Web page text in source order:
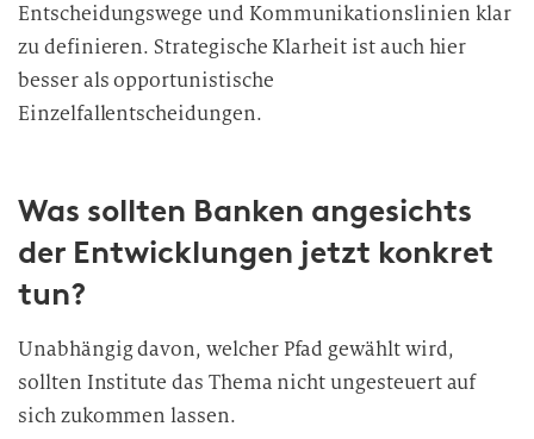
Entscheidungswege und Kommunikationslinien klar
zu definieren. Strategische Klarheit ist auch hier
besser als opportunistische
Einzelfallentscheidungen.
Was sollten Banken angesichts
der Entwicklungen jetzt konkret
tun?
Unabhängig davon, welcher Pfad gewählt wird,
sollten Institute das Thema nicht ungesteuert auf
sich zukommen lassen.